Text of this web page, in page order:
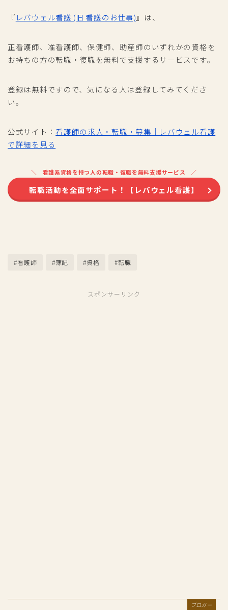
『 レバウェル看護 (旧 看護のお仕事)』は、
正看護師、准看護師、保健師、助産師のいずれかの資格を
お持ちの方の転職・復職を無料で支援するサービスです。
登録は無料ですので、気になる人は登録してみてくださ
い。
公式サイト： 看護師の求人・転職・募集｜レバウェル看護
で詳細を見る
看護系資格を持つ人の転職・復職を無料支援サービス
転職活動を全面サポート！【レバウェル看護】
#看護師 #簿記 #資格 #転職
スポンサーリンク
ブロガー